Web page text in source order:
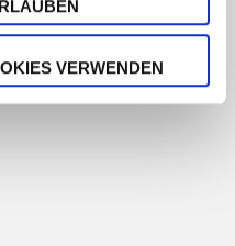
VERWENDEN